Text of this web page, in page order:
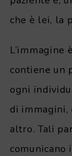
che è lei, la
L’immagine
contiene un
ogni
di immagini,
altro. Tali
comunicano